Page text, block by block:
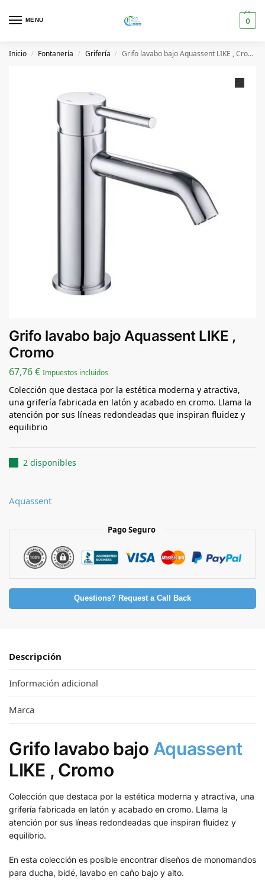
MENU 0
Inicio / Fontanería / Grifería / Grifo lavabo bajo Aquassent LIKE , Cromo
Grifo lavabo bajo Aquassent LIKE ,
Cromo
67,76€ Impuestos incluidos
Colección que destaca por la estética moderna y atractiva,
una grifería fabricada en latón y acabado en cromo. Llama la
atención por sus líneas redondeadas que inspiran fluidez y
equilibrio
2 disponibles
Aquassent
Pago Seguro
Questions? Request a Call Back
Descripción
Información adicional
Marca
Grifo lavabo bajo Aquassent
LIKE , Cromo
Colección que destaca por la estética moderna y atractiva, una
grifería fabricada en latón y acabado en cromo. Llama la
atención por sus líneas redondeadas que inspiran fluidez y
equilibrio.
En esta colección es posible encontrar diseños de monomandos
para ducha, bidé, lavabo en caño bajo y alto.